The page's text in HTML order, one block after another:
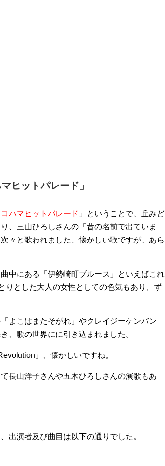
ヒットパレード」
ハマヒットパレード 」ということで、丘みど
、三山ひろしさんの「昔の名前で出ていま
々と歌われました。懐かしい歌ですが、あら
中にある「伊勢崎町ブルース」といえばこれ
りとした大人の女性としての色気もあり、ず
よこはまたそがれ」やクレイジーケンバン
、歌の世界にに引き込まれました。
」、懐かしいですね。
長山洋子さんや五木ひろしさんの演歌もあ
出演者及び曲目は以下の通りでした。